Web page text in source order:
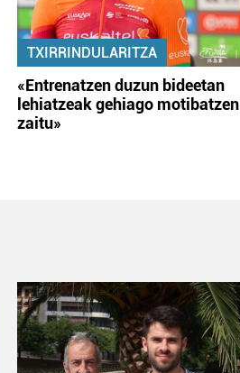
TXIRRINDULARITZA
«Entrenatzen duzun bideetan
lehiatzeak gehiago motibatzen
zaitu»